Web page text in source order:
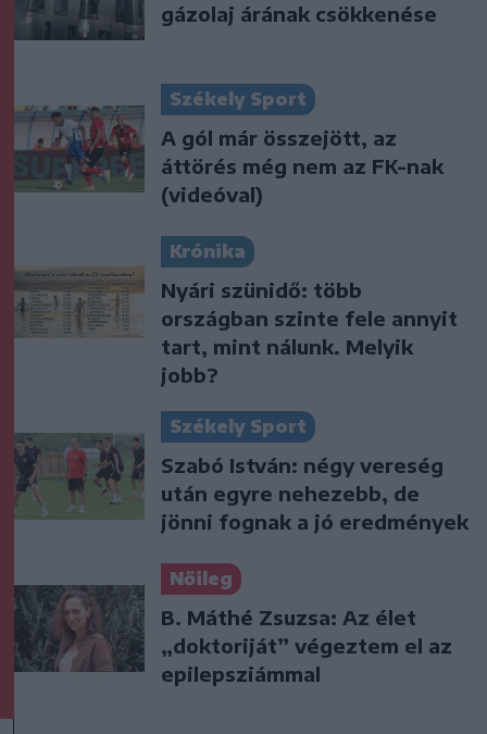
gázolaj árának csökkenése
Székely Sport
A gól már összejött, az
áttörés még nem az FK-nak
(videóval)
Krónika
Nyári szünidő: több
országban szinte fele annyit
tart, mint nálunk. Melyik
jobb?
Székely Sport
Szabó István: négy vereség
után egyre nehezebb, de
jönni fognak a jó eredmények
Nőileg
B. Máthé Zsuzsa: Az élet
„doktoriját” végeztem el az
epilepsziámmal